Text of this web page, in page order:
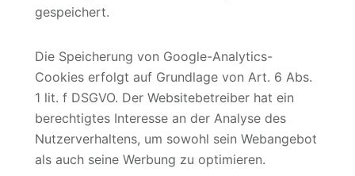
gespeichert.
Die Speicherung von Google-Analytics-
Cookies erfolgt auf Grundlage von Art. 6 Abs.
1 lit. f DSGVO. Der Websitebetreiber hat ein
berechtigtes Interesse an der Analyse des
Nutzerverhaltens, um sowohl sein Webangebot
als auch seine Werbung zu optimieren.